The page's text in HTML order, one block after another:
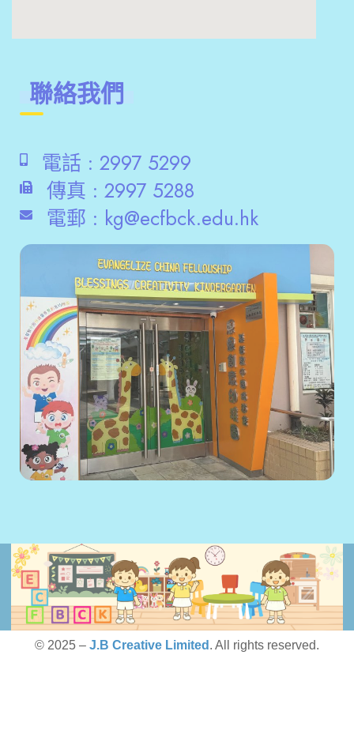
聯絡我們
電話 : 2997 5299
傳真 : 2997 5288
電郵 : kg@ecfbck.edu.hk
© 2025 – J.B Creative Limited . All rights reserved.